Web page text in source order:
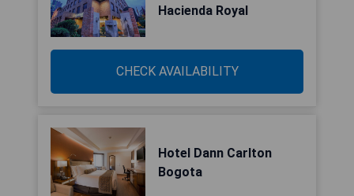
Hacienda Royal
CHECK AVAILABILITY
Hotel Dann Carlton
Bogota